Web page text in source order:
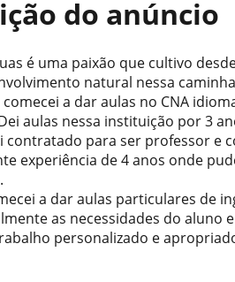
do anúncio
é uma paixão que cultivo
natural nessa
comecei a dar aulas no CNA
aulas nessa instituição por 3
contratado para ser professor e
experiência de 4 anos onde
a dar aulas particulares de
as necessidades do aluno
personalizado e